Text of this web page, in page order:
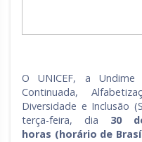
O UNICEF, a
Continuada,
Diversidade e Inclusão
terça-feira, dia 30
horas (horário de